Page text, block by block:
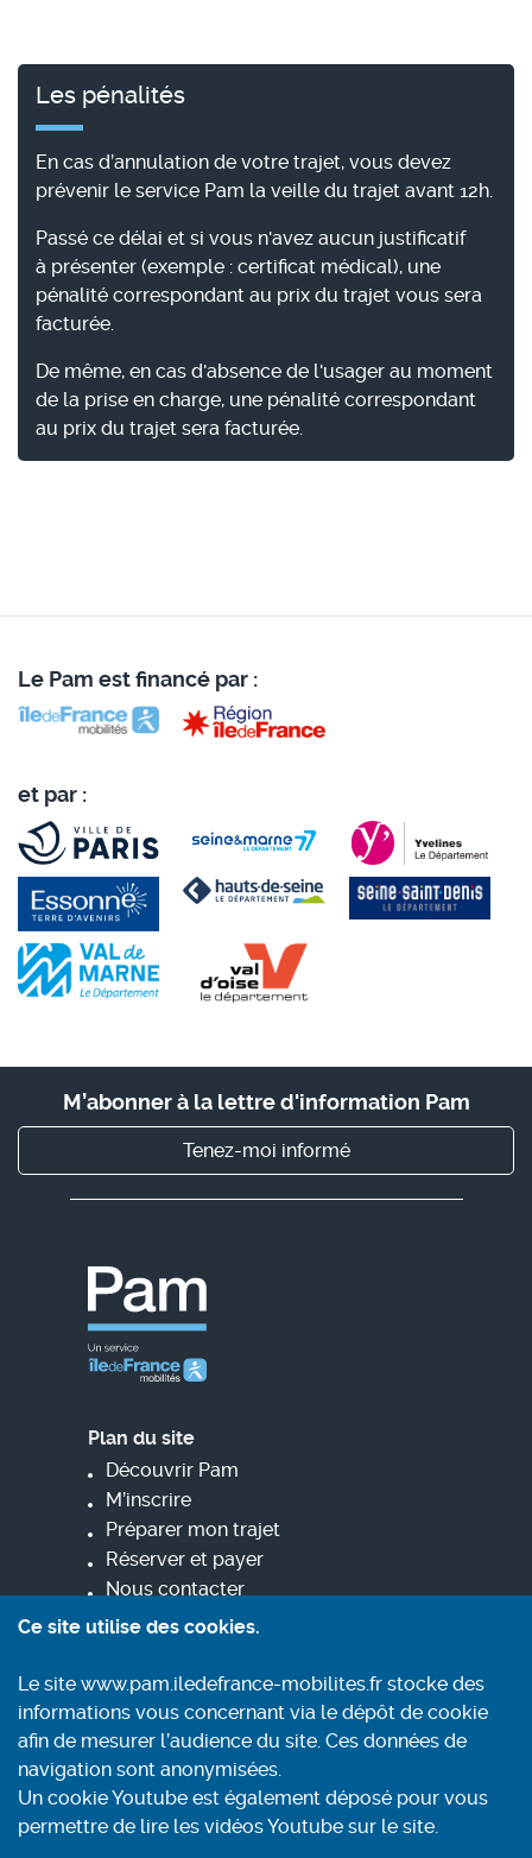
Ce site utilise des cookies.
Le site www.pam.iledefrance-mobilites.fr stocke des
informations vous concernant via le dépôt de cookie
afin de mesurer l’audience du site. Ces données de
navigation sont anonymisées.
Un cookie Youtube est également déposé pour vous
permettre de lire les vidéos Youtube sur le site.
Les pénalités
En cas d’annulation de votre trajet, vous devez
prévenir le service Pam la veille du trajet avant 12h.
Passé ce délai et si vous n'avez aucun justificatif
à présenter (exemple : certificat médical), une
pénalité correspondant au prix du trajet vous sera
facturée.
De même, en cas d'absence de l'usager au moment
de la prise en charge, une pénalité correspondant
au prix du trajet sera facturée.
Le Pam est financé par :
et par :
M’abonner à la lettre d'information Pam
Tenez-moi informé
Plan du site
Découvrir Pam
M’inscrire
Préparer mon trajet
Réserver et payer
Nous contacter
Contact
Conditions générales d'utilisation
Aide et accessibilité
Accessibilité : partiellement conforme